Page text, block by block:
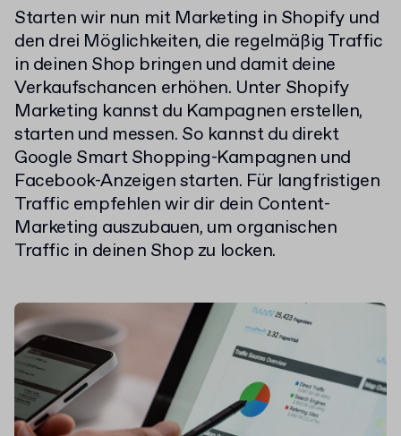
Starten wir nun mit Marketing in Shopify und
den drei Möglichkeiten, die regelmäßig Traffic
in deinen Shop bringen und damit deine
Verkaufschancen erhöhen. Unter Shopify
Marketing kannst du Kampagnen erstellen,
starten und messen. So kannst du direkt
Google Smart Shopping-Kampagnen und
Facebook-Anzeigen starten. Für langfristigen
Traffic empfehlen wir dir dein Content-
Marketing auszubauen, um organischen
Traffic in deinen Shop zu locken.